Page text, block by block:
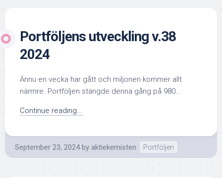
Portföljens utveckling v.38
2024
Ännu en vecka har gått och miljonen kommer allt
närmre. Portföljen stängde denna gång på 980...
Continue reading...
September 23, 2024 by aktiekemisten Portföljen